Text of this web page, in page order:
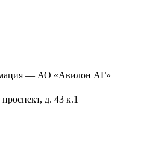
— АО «Авилон АГ»
д. 43 к.1